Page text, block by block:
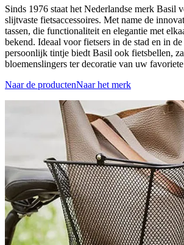
Sinds 1976 staat het Nederlandse merk Basil
slijtvaste fietsaccessoires. Met name de
tassen, die functionaliteit en elegantie met
bekend. Ideaal voor fietsers in de stad en in
persoonlijk tintje biedt Basil ook fietsbellen,
bloemenslingers ter decoratie van uw
Naar de productenNaar het merk